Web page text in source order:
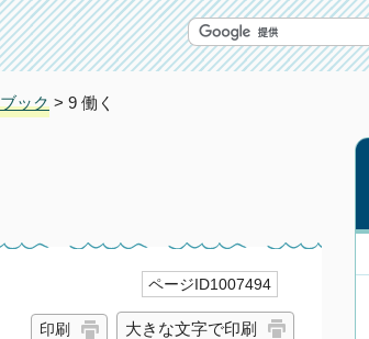
ック > 9 働く
ページID1007494
印刷 大きな文字で印刷